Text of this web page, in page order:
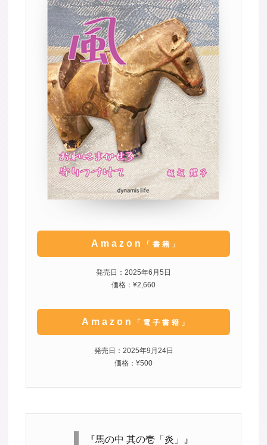
Amazon 「書籍」
発売日：2025年6月5日
価格：¥2,660
Amazon 「電子書籍」
発売日：2025年9月24日
価格：¥500
『馬の中 其の壱「炎」』